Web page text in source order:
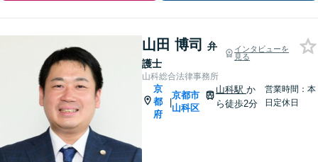
山田 博司
弁
護士
インタビューを
見る
山科総合法律事務所
京
都
府
|
京都市
山科区
山科駅 か
ら徒歩2分
営業時間：本
日定休日